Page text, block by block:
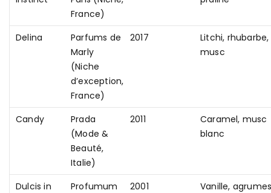
France)
Delina
Parfums de
Marly
(Niche
d’exception,
France)
2017
Litchi, rhubarbe,
musc
Candy
Prada
(Mode &
Beauté,
Italie)
2011
Caramel, musc
blanc
Dulcis in
Profumum
2001 Vanille,